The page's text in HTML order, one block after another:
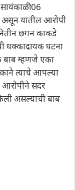
06
असून यातील आरोपी
छगन काकडे
धक्कादायक घटना
म्हणजे एका
त्याचे आपल्या
आरोपीने सदर
असल्याची बाब